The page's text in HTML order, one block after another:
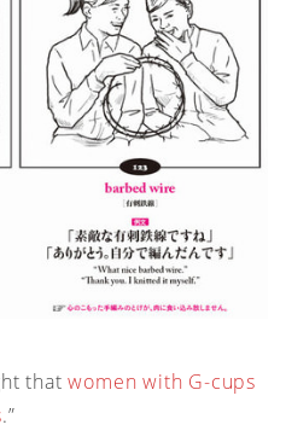
thatwomen with G-cups
.”